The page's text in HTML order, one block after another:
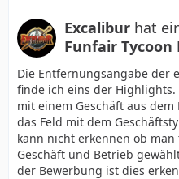
Excalibur hat
Funfair Tycoon
Die Entfernungsangabe der
finde ich eins der Highlights.
mit einem Geschäft aus
das Feld mit dem
kann nicht erkennen ob
Geschäft und Betrieb
der Bewerbung ist dies